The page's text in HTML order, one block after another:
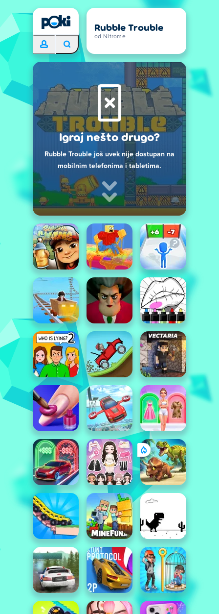
Rubble Trouble
od Nitrome
Igraj nešto drugo?
Rubble Trouble još uvek nije dostupan na
mobilnim telefonima i tabletima.